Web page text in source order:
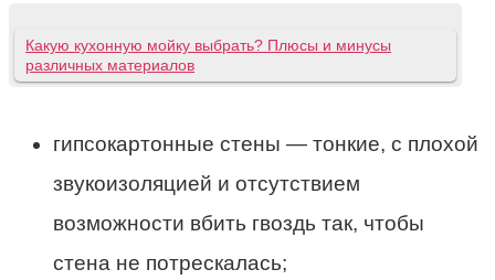
Какую кухонную мойку выбрать? Плюсы и минусы
различных материалов
гипсокартонные стены — тонкие, с плохой
звукоизоляцией и отсутствием
возможности вбить гвоздь так, чтобы
стена не потрескалась;